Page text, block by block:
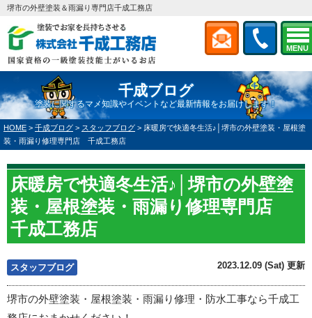
MENU
堺市の外壁塗装＆雨漏り専門店千成工務店
千成ブログ
塗装に関するマメ知識やイベントなど最新情報をお届けします！
HOME > 千成ブログ > スタッフブログ > 床暖房で快適冬生活♪│堺市の外壁塗装・屋根塗
装・雨漏り修理専門店 千成工務店
床暖房で快適冬生活♪│堺市の外壁塗
装・屋根塗装・雨漏り修理専門店
千成工務店
スタッフブログ 2023.12.09 (Sat) 更新
堺市の外壁塗装・屋根塗装・雨漏り修理・防水工事なら千成工